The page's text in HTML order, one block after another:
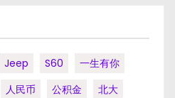
Jeep S60
一生有你
人民币 公积金
北大